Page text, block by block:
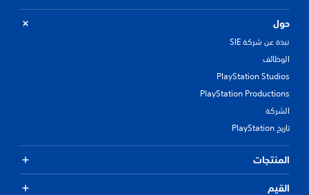
حول
نبذة عن شركة SIE
الوظائف
PlayStation Studios
PlayStation Productions
الشركة
تاريخ PlayStation
المنتجات
القيم